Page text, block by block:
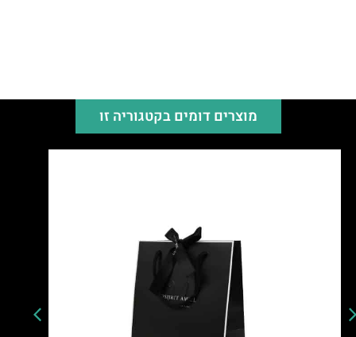
מוצרים דומים בקטגוריה זו